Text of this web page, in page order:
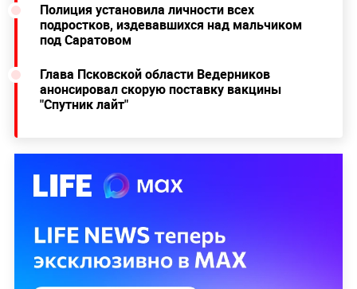
Полиция установила личности всех
подростков, издевавшихся над мальчиком
под Саратовом
Глава Псковской области Ведерников
анонсировал скорую поставку вакцины
"Спутник лайт"